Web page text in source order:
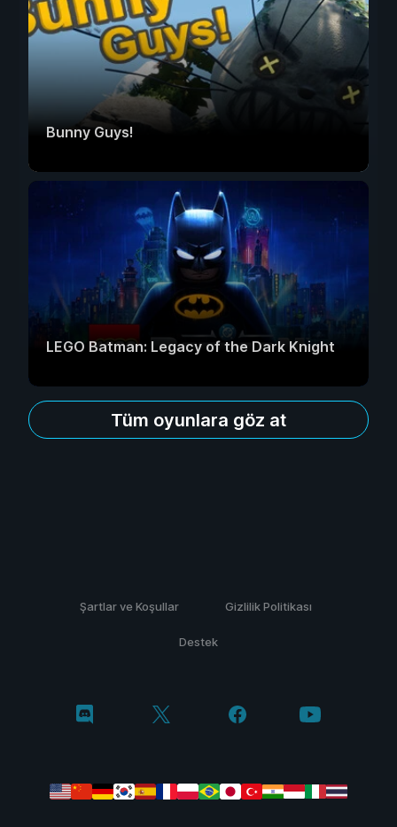
Bunny Guys!
LEGO Batman: Legacy of the Dark Knight
Tüm oyunlara göz at
Şartlar ve Koşullar Gizlilik Politikası
Destek